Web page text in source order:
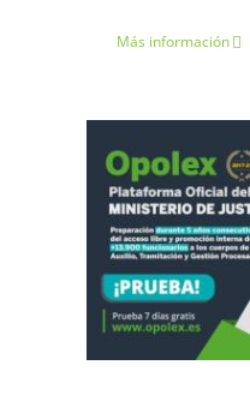
Más información
Noticias